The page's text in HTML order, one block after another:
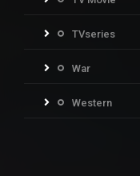
TVseries
War
Western